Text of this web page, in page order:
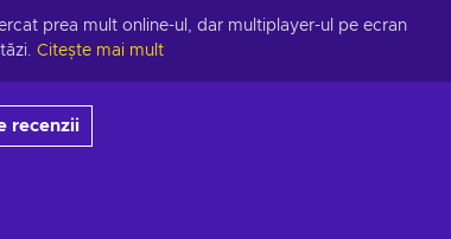
prea mult online-ul, dar multiplayer-ul pe ecran
Citește mai mult
recenzii